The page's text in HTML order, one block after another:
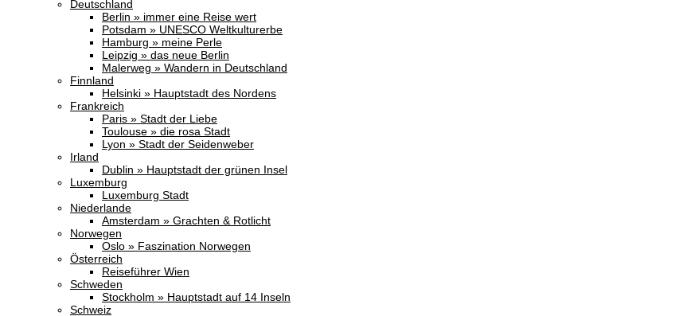
Deutschland
Berlin » immer eine Reise wert
Potsdam » UNESCO Weltkulturerbe
Hamburg » meine Perle
Leipzig » das neue Berlin
Malerweg » Wandern in Deutschland
Finnland
Helsinki » Hauptstadt des Nordens
Frankreich
Paris » Stadt der Liebe
Toulouse » die rosa Stadt
Lyon » Stadt der Seidenweber
Irland
Dublin » Hauptstadt der grünen Insel
Luxemburg
Luxemburg Stadt
Niederlande
Amsterdam » Grachten & Rotlicht
Norwegen
Oslo » Faszination Norwegen
Österreich
Reiseführer Wien
Schweden
Stockholm » Hauptstadt auf 14 Inseln
Schweiz